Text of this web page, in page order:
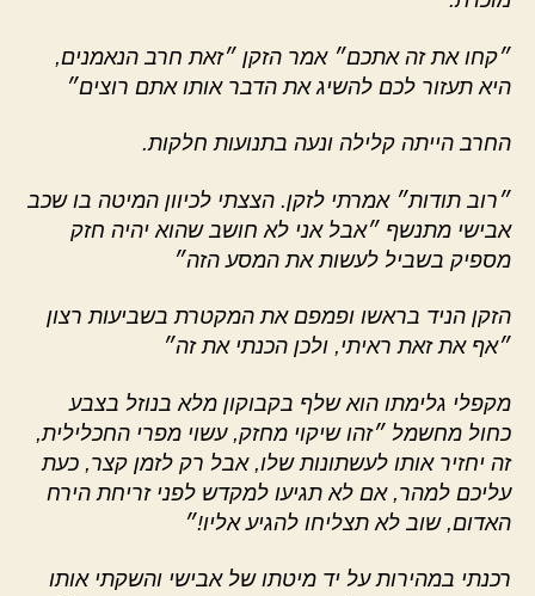
״קחו את זה אתכם״ אמר הזקן ״זאת חרב הנאמנים,
היא תעזור לכם להשיג את הדבר אותו אתם רוצים״
החרב הייתה קלילה ונעה בתנועות חלקות.
״רוב תודות״ אמרתי לזקן. הצצתי לכיוון המיטה בו שכב
אבישי מתנשף ״אבל אני לא חושב שהוא יהיה חזק
מספיק בשביל לעשות את המסע הזה״
הזקן הניד בראשו ופמפם את המקטרת בשביעות רצון
״אף את זאת ראיתי, ולכן הכנתי את זה״
מקפלי גלימתו הוא שלף בקבוקון מלא בנוזל בצבע
כחול מחשמל ״זהו שיקוי מחזק, עשוי מפרי החכלילית,
זה יחזיר אותו לעשתונות שלו, אבל רק לזמן קצר, כעת
עליכם למהר, אם לא תגיעו למקדש לפני זריחת הירח
האדום, שוב לא תצליחו להגיע אליו!״
רכנתי במהירות על יד מיטתו של אבישי והשקתי אותו